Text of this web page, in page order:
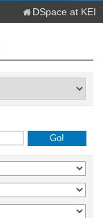
DSpace at KEI